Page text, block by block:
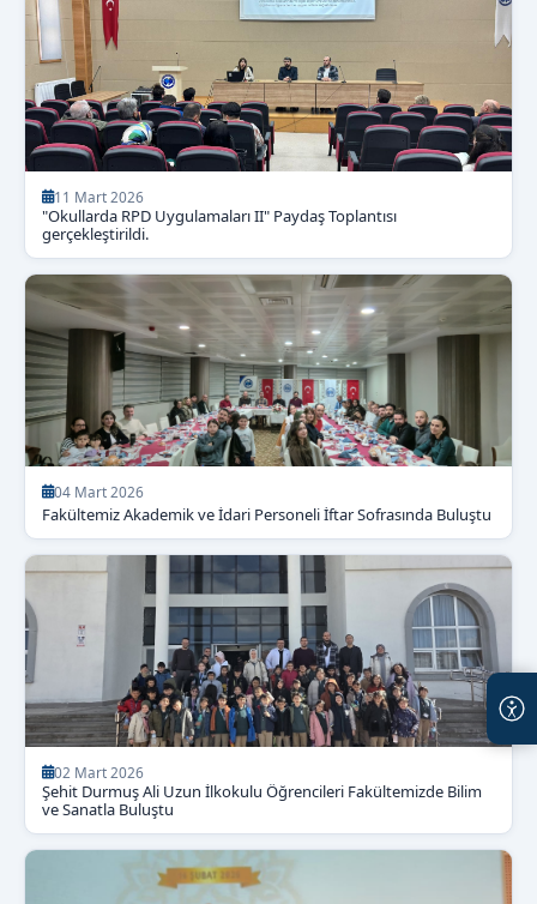
11 Mart 2026
"Okullarda RPD Uygulamaları II" Paydaş Toplantısı
gerçekleştirildi.
04 Mart 2026
Fakültemiz Akademik ve İdari Personeli İftar Sofrasında Buluştu
02 Mart 2026
Şehit Durmuş Ali Uzun İlkokulu Öğrencileri Fakültemizde Bilim
ve Sanatla Buluştu